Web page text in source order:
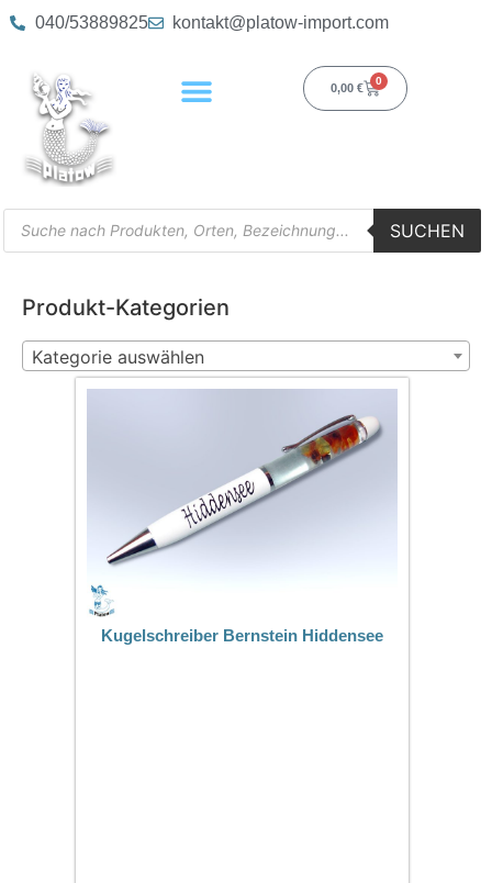
040/53889825 kontakt@platow-import.com
0,00 €
0
SUCHEN
Produkt-Kategorien
Kategorie auswählen
Kugelschreiber Bernstein Hiddensee